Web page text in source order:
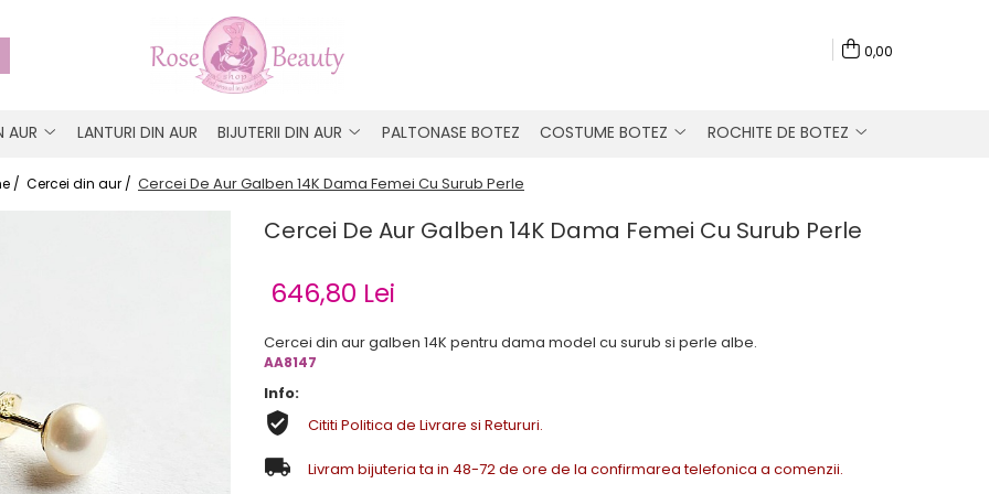
0,00
AUR LANTURI DIN AUR BIJUTERII DIN AUR PALTONASE BOTEZ COSTUME BOTEZ ROCHITE DE BOTEZ
/ Cercei din aur / Cercei De Aur Galben 14K Dama Femei Cu Surub Perle
Cercei De Aur Galben 14K Dama Femei Cu Surub Perle
646,80 Lei
Cercei din aur galben 14K pentru dama model cu surub si perle albe.
AA8147
Info:
Cititi Politica de Livrare si Retururi.
Livram bijuteria ta in 48-72 de ore de la confirmarea telefonica a comenzii.